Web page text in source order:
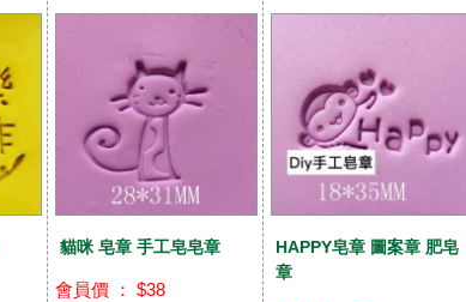
貓咪 皂章 手工皂皂章
會員價 ： $38
HAPPY皂章 圖案章 肥皂
章